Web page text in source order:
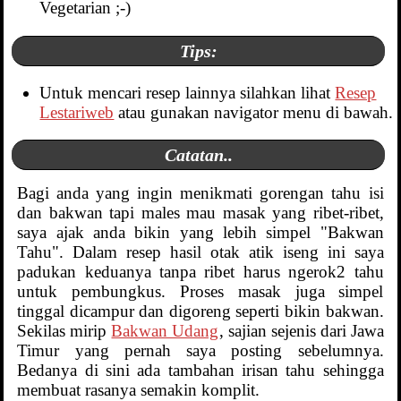
Vegetarian ;-)
Tips:
Untuk mencari resep lainnya silahkan lihatResep
Lestariweb atau gunakan navigator menu di bawah.
Catatan..
Bagi anda yang ingin menikmati gorengan tahu isi
dan bakwan tapi males mau masak yang ribet-ribet,
saya ajak anda bikin yang lebih simpel "Bakwan
Tahu". Dalam resep hasil otak atik iseng ini saya
padukan keduanya tanpa ribet harus ngerok2 tahu
untuk pembungkus. Proses masak juga simpel
tinggal dicampur dan digoreng seperti bikin bakwan.
Sekilas miripBakwan Udang, sajian sejenis dari Jawa
Timur yang pernah saya posting sebelumnya.
Bedanya di sini ada tambahan irisan tahu sehingga
membuat rasanya semakin komplit.